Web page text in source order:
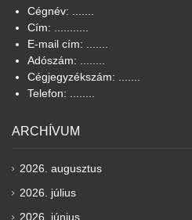
Cégnév: .......
Cím: ...........
E-mail cím: .......
Adószám: ........
Cégjegyzékszám: .......
Telefon: ........
ARCHÍVUM
2026. augusztus
2026. július
2026. június